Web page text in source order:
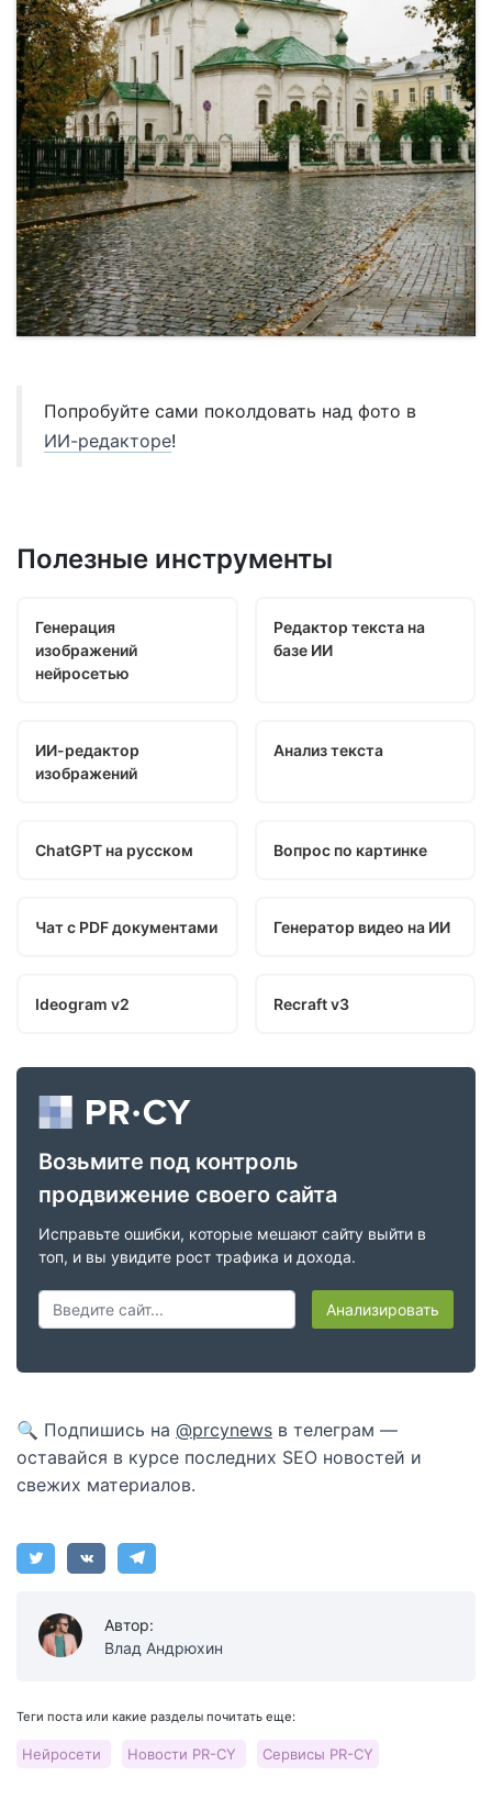
Попробуйте сами поколдовать над фото в
ИИ-редакторе!
Полезные инструменты
Генерация
изображений
нейросетью
Редактор текста на
базе ИИ
ИИ-редактор
изображений
Анализ текста
ChatGPT на русском Вопрос по картинке
Чат с PDF документами Генератор видео на ИИ
Ideogram v2 Recraft v3
Возьмите под контроль
продвижение своего сайта
Исправьте ошибки, которые мешают сайту выйти в
топ, и вы увидите рост трафика и дохода.
Анализировать
🔍 Подпишись на @prcynews в телеграм —
оставайся в курсе последних SEO новостей и
свежих материалов.
Автор:
Влад Андрюхин
Теги поста или какие разделы почитать еще:
Нейросети Новости PR-CY Сервисы PR-CY